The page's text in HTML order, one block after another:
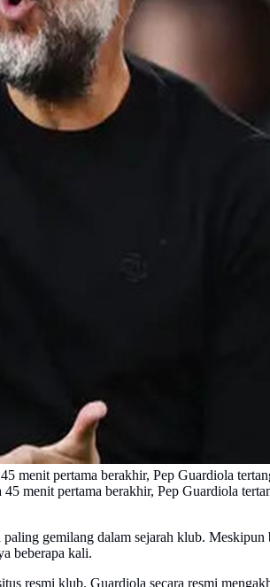
menit pertama berakhir, Pep Guardiola
menit pertama berakhir, Pep Guardiola
gemilang dalam sejarah klub. Meskipun
beberapa kali.
resmi klub. Guardiola secara resmi